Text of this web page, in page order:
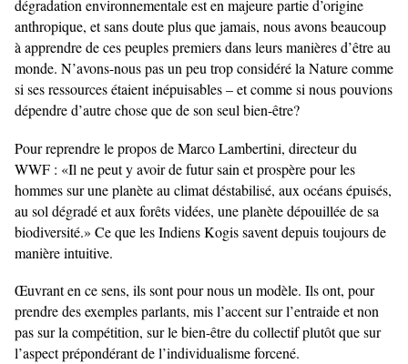
dégradation environnementale est en majeure partie d’origine
anthropique, et sans doute plus que jamais, nous avons beaucoup
à apprendre de ces peuples premiers dans leurs manières d’être au
monde. N’avons-nous pas un peu trop considéré la Nature comme
si ses ressources étaient inépuisables – et comme si nous pouvions
dépendre d’autre chose que de son seul bien-être?
Pour reprendre le propos de Marco Lambertini, directeur du
WWF : «Il ne peut y avoir de futur sain et prospère pour les
hommes sur une planète au climat déstabilisé, aux océans épuisés,
au sol dégradé et aux forêts vidées, une planète dépouillée de sa
biodiversité.» Ce que les Indiens Kogis savent depuis toujours de
manière intuitive.
Œuvrant en ce sens, ils sont pour nous un modèle. Ils ont, pour
prendre des exemples parlants, mis l’accent sur l’entraide et non
pas sur la compétition, sur le bien-être du collectif plutôt que sur
l’aspect prépondérant de l’individualisme forcené.